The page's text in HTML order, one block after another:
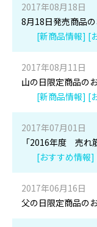
2017年08月18日
8月18日発売商品
[新商品情報] [
2017年08月11日
山の日限定商品の
[新商品情報] [
2017年07月01日
「2016年度 売れ
[おすすめ情報]
2017年06月16日
父の日限定商品の